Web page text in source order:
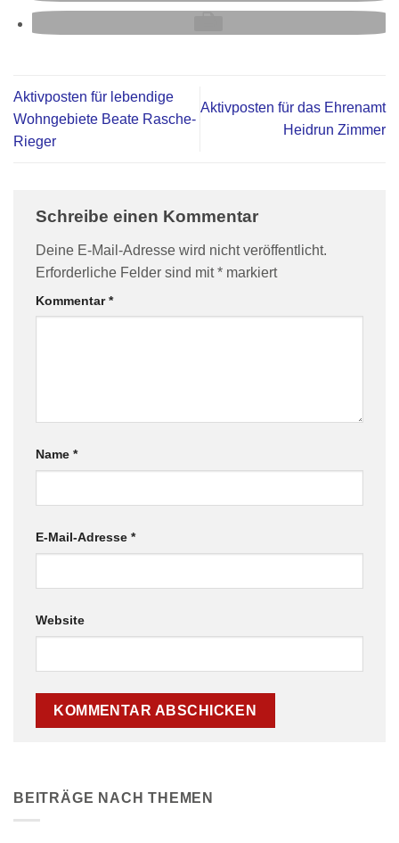
Aktivposten für lebendige
Wohngebiete Beate Rasche-
Rieger
Aktivposten für das Ehrenamt
Heidrun Zimmer
Schreibe einen Kommentar
Deine E-Mail-Adresse wird nicht veröffentlicht.
Erforderliche Felder sind mit* markiert
Kommentar*
Name *
E-Mail-Adresse *
Website
BEITRÄGE NACH THEMEN